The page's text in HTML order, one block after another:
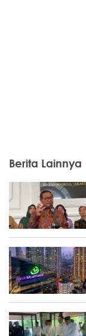
Berita Lainnya